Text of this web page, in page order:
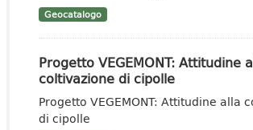
Geocatalogo
Progetto VEGEMONT: Attitudine
coltivazione di cipolle
Progetto VEGEMONT: Attitudine alla
di cipolle